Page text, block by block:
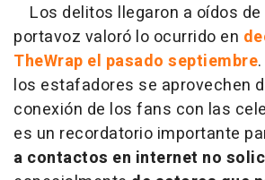
Los delitos llegaron a oídos de
portavoz valoró lo ocurrido en
TheWrap el pasado septiembre
los estafadores se aprovechen
conexión de los fans con las
es un recordatorio importante
a contactos en internet no